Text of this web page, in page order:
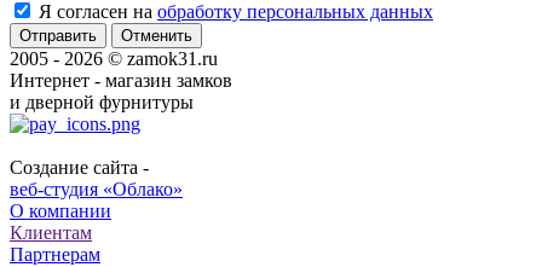
Я согласен на обработку персональных данных
Отменить
2005 - 2026 © zamok31.ru
Интернет - магазин замков
и дверной фурнитуры
Создание сайта -
веб-студия «Облако»
О компании
Клиентам
Партнерам